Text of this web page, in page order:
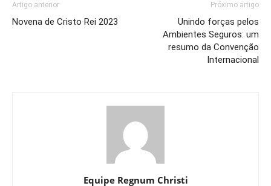
Artigo anterior
Novena de Cristo Rei 2023
Próximo artigo
Unindo forças pelos
Ambientes Seguros: um
resumo da Convenção
Internacional
Equipe Regnum Christi